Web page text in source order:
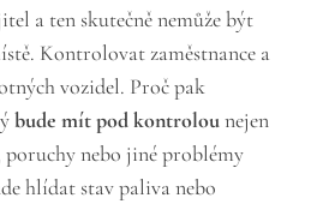
a ten skutečně nemůže být
Kontrolovat zaměstnance a
vozidel. Proč pak
bude mít pod kontrolounejen
nebo jiné problémy
hlídat stav paliva nebo